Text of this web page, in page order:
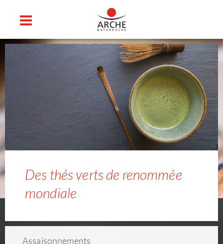
Des thés verts de renommée
mondiale
As­sai­son­ne­ments